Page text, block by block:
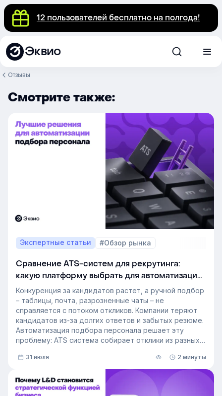
12 пользователей бесплатно на полгода!
Эквио
Отзывы
Смотрите также:
Экспертные статьи #Обзор рынка
Сравнение ATS-систем для рекрутинга:
какую платформу выбрать для автоматизации
подбора персонала
Конкуренция за кандидатов растет, а ручной подбор
– таблицы, почта, разрозненные чаты – не
справляется с потоком откликов. Компании теряют
кандидатов из-за долгих ответов и забытых резюме.
Автоматизация подбора персонала решает эту
проблему: ATS система собирает отклики из разных
снимает с рекрутера рутину. Сегодня программа для
рекрутинга – это базовый инструмент для быстрого
и системного закрытия вакансий.
31 июля 2 минуты